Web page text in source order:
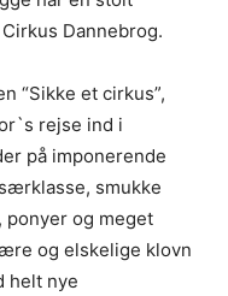
Dannebrog.
“Sikke et cirkus”,
rejse ind i
på imponerende
smukke
ponyer og meget
og elskelige klovn
helt nye